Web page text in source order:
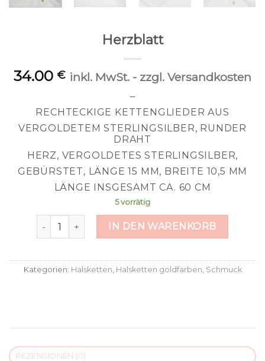
Herzblatt
34.00 € inkl. MwSt. - zzgl. Versandkosten
–
RECHTECKIGE KETTENGLIEDER AUS
VERGOLDETEM STERLINGSILBER, RUNDER
DRAHT
HERZ, VERGOLDETES STERLINGSILBER,
GEBÜRSTET, LÄNGE 15 MM, BREITE 10,5 MM
LÄNGE INSGESAMT CA. 60 CM
5 vorrätig
Herzblatt Menge IN DEN WARENKORB
Kategorien: Halsketten, Halsketten goldfarben, Schmuck
REZENSIONEN (0)